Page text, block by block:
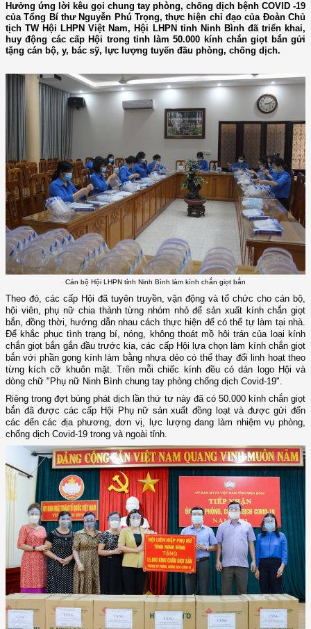
Hưởng ứng lời kêu gọi chung tay phòng, chống dịch bệnh COVID -19
của Tổng Bí thư Nguyễn Phú Trọng, thực hiện chỉ đạo của Đoàn Chủ
tịch TW Hội LHPN Việt Nam, Hội LHPN tỉnh Ninh Bình đã triển khai,
huy động các cấp Hội trong tỉnh làm 50.000 kính chắn giọt bắn gửi
tặng cán bộ, y, bác sỹ, lực lượng tuyến đầu phòng, chống dịch.
Cán bộ Hội LHPN tỉnh Ninh Bình làm kính chắn giọt bắn
Theo đó, các cấp Hội đã tuyên truyền, vận động và tổ chức cho cán bộ,
hội viên, phụ nữ chia thành từng nhóm nhỏ để sản xuất kính chắn giọt
bắn, đồng thời, hướng dẫn nhau cách thực hiện để có thể tự làm tại nhà.
Để khắc phục tình trạng bí, nóng, không thoát mồ hôi trán của loại kính
chắn giọt bắn gắn đầu trước kia, các cấp Hội lựa chọn làm kính chắn giọt
bắn với phần gọng kính làm bằng nhựa dẻo có thể thay đổi linh hoạt theo
từng kích cỡ khuôn mặt. Trên mỗi chiếc kính đều có dán logo Hội và
dòng chữ "Phụ nữ Ninh Bình chung tay phòng chống dịch Covid-19".
Riêng trong đợt bùng phát dịch lần thứ tư này đã có 50.000 kính chắn giọt
bắn đã được các cấp Hội Phụ nữ sản xuất đồng loạt và được gửi đến
các đến các địa phương, đơn vị, lực lượng đang làm nhiệm vụ phòng,
chống dịch Covid-19 trong và ngoài tỉnh.